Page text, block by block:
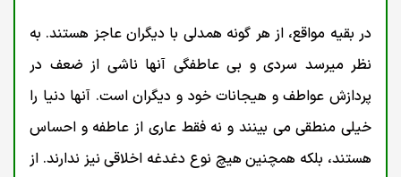
در بقیه مواقع، از هر گونه همدلی با دیگران عاجز هستند. به
نظر میرسد سردی و بی عاطفگی آنها ناشی از ضعف در
پردازش عواطف و هیجانات خود و دیگران است. آنها دنیا را
خیلی منطقی می بینند و نه فقط عاری از عاطفه و احساس
هستند، بلکه همچنین هیچ نوع دغدغه اخلاقی نیز ندارند. از